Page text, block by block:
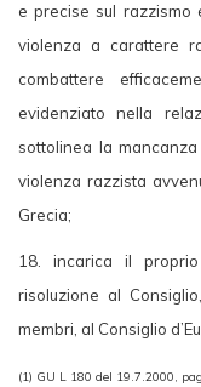
e precise sul
violenza a carattere
combattere
evidenziato nella
sottolinea la
violenza razzista
Grecia;
18. incarica il
risoluzione al
membri, al Consiglio
(1) GU L 180 del 19.7.2000,